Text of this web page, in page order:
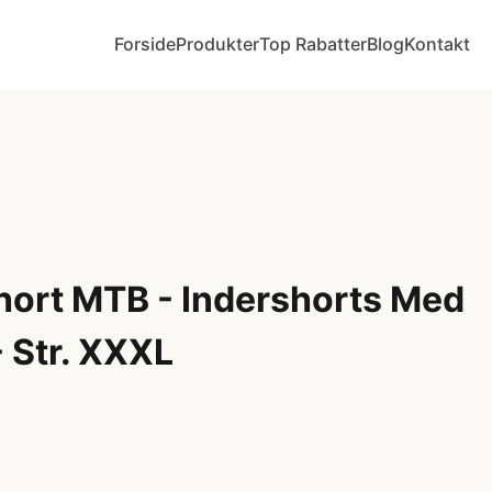
ForsideProdukterTop RabatterBlogKontakt
MTB - Indershorts Med
XXXL